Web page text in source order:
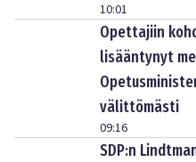
10:01
Opettajiin
lisääntynyt
välittömästi
09:16
SDP:n